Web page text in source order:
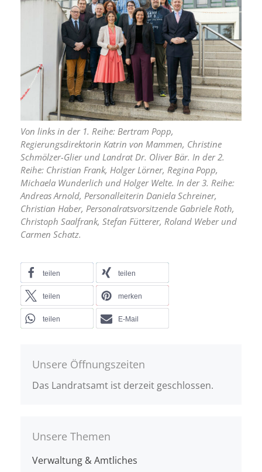
Von links in der 1. Reihe: Bertram Popp,
Regierungsdirektorin Katrin von Mammen, Christine
Schmölzer-Glier und Landrat Dr. Oliver Bär. In der 2.
Reihe: Christian Frank, Holger Lörner, Regina Popp,
Michaela Wunderlich und Holger Welte. In der 3. Reihe:
Andreas Arnold, Personalleiterin Daniela Schreiner,
Christian Haber, Personalratsvorsitzende Gabriele Roth,
Christoph Saalfrank, Stefan Fütterer, Roland Weber und
Carmen Schatz.
teilen teilen
teilen merken
teilen E-Mail
Unsere Öffnungszeiten
Das Landratsamt ist derzeit geschlossen.
Unsere Themen
Verwaltung & Amtliches